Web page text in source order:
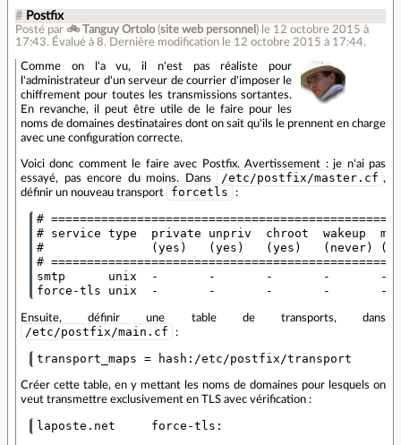
# Postfix
Posté par 🚲 Tanguy Ortolo(site web personnel ) le 12 octobre 2015 à
17:43. Évalué à 8. Dernière modification le 12 octobre 2015 à 17:44.
Comme on l'a vu, il n'est pas réaliste pour
l'administrateur d'un serveur de courrier d'imposer le
chiffrement pour toutes les transmissions sortantes.
En revanche, il peut être utile de le faire pour les
noms de domaines destinataires dont on sait qu'ils le prennent en charge
avec une configuration correcte.
Voici donc comment le faire avec Postfix. Avertissement : je n'ai pas
essayé, pas encore du moins. Dans
/etc/postfix/master.cf ,
définir un nouveau transport
forcetls :
#
# service type  private unpriv  chroot  wakeup
#               (yes)   (yes)   (yes)   (never)
#
smtp      unix  -       -       -       -       -
force-tls unix  -       -       -       -       -
Ensuite, définir une table de transports, dans
/etc/postfix/main.cf :
transport_maps = hash:/etc/postfix/transport
Créer cette table, en y mettant les noms de domaines pour lesquels on
veut transmettre exclusivement en TLS avec vérification :
laposte.net     force-tls: